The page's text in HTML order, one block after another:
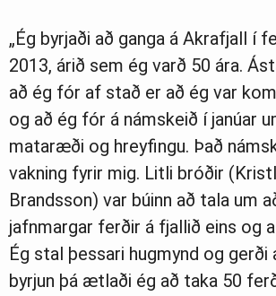
„Ég byrjaði að ganga á Akrafjall í
2013, árið sem ég varð 50 ára.
að ég fór af stað er að ég var
og að ég fór á námskeið í janúar
mataræði og hreyfingu. Það
vakning fyrir mig. Litli bróðir
Brandsson) var búinn að tala um
jafnmargar ferðir á fjallið eins og
Ég stal þessari hugmynd og gerði
byrjun þá ætlaði ég að taka 50